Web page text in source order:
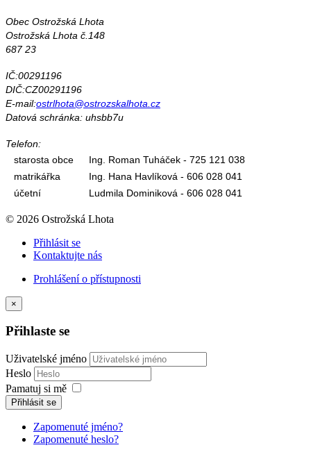
Obec Ostrožská Lhota
Ostrožská Lhota č.148
687 23
IČ:00291196
DIČ:CZ00291196
E-mail:ostrlhota@ostrozskalhota.cz
Datová schránka: uhsbb7u
Telefon:
starosta obce
Ing. Roman Tuháček - 725 121 038
matrikářka
Ing. Hana Havlíková - 606 028 041
účetní
Ludmila Dominiková - 606 028 041
© 2026 Ostrožská Lhota
Přihlásit se
Kontaktujte nás
Prohlášení o přístupnosti
×
Přihlaste se
Uživatelské jméno
Heslo
Pamatuj si mě
Přihlásit se
Zapomenuté jméno?
Zapomenuté heslo?